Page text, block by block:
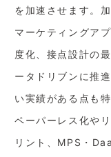
を加速させます。
マーケティングア
度化、接点設計の
ータドリブンに推
い実績がある点も特
ペーパーレス化や
リント、MPS・